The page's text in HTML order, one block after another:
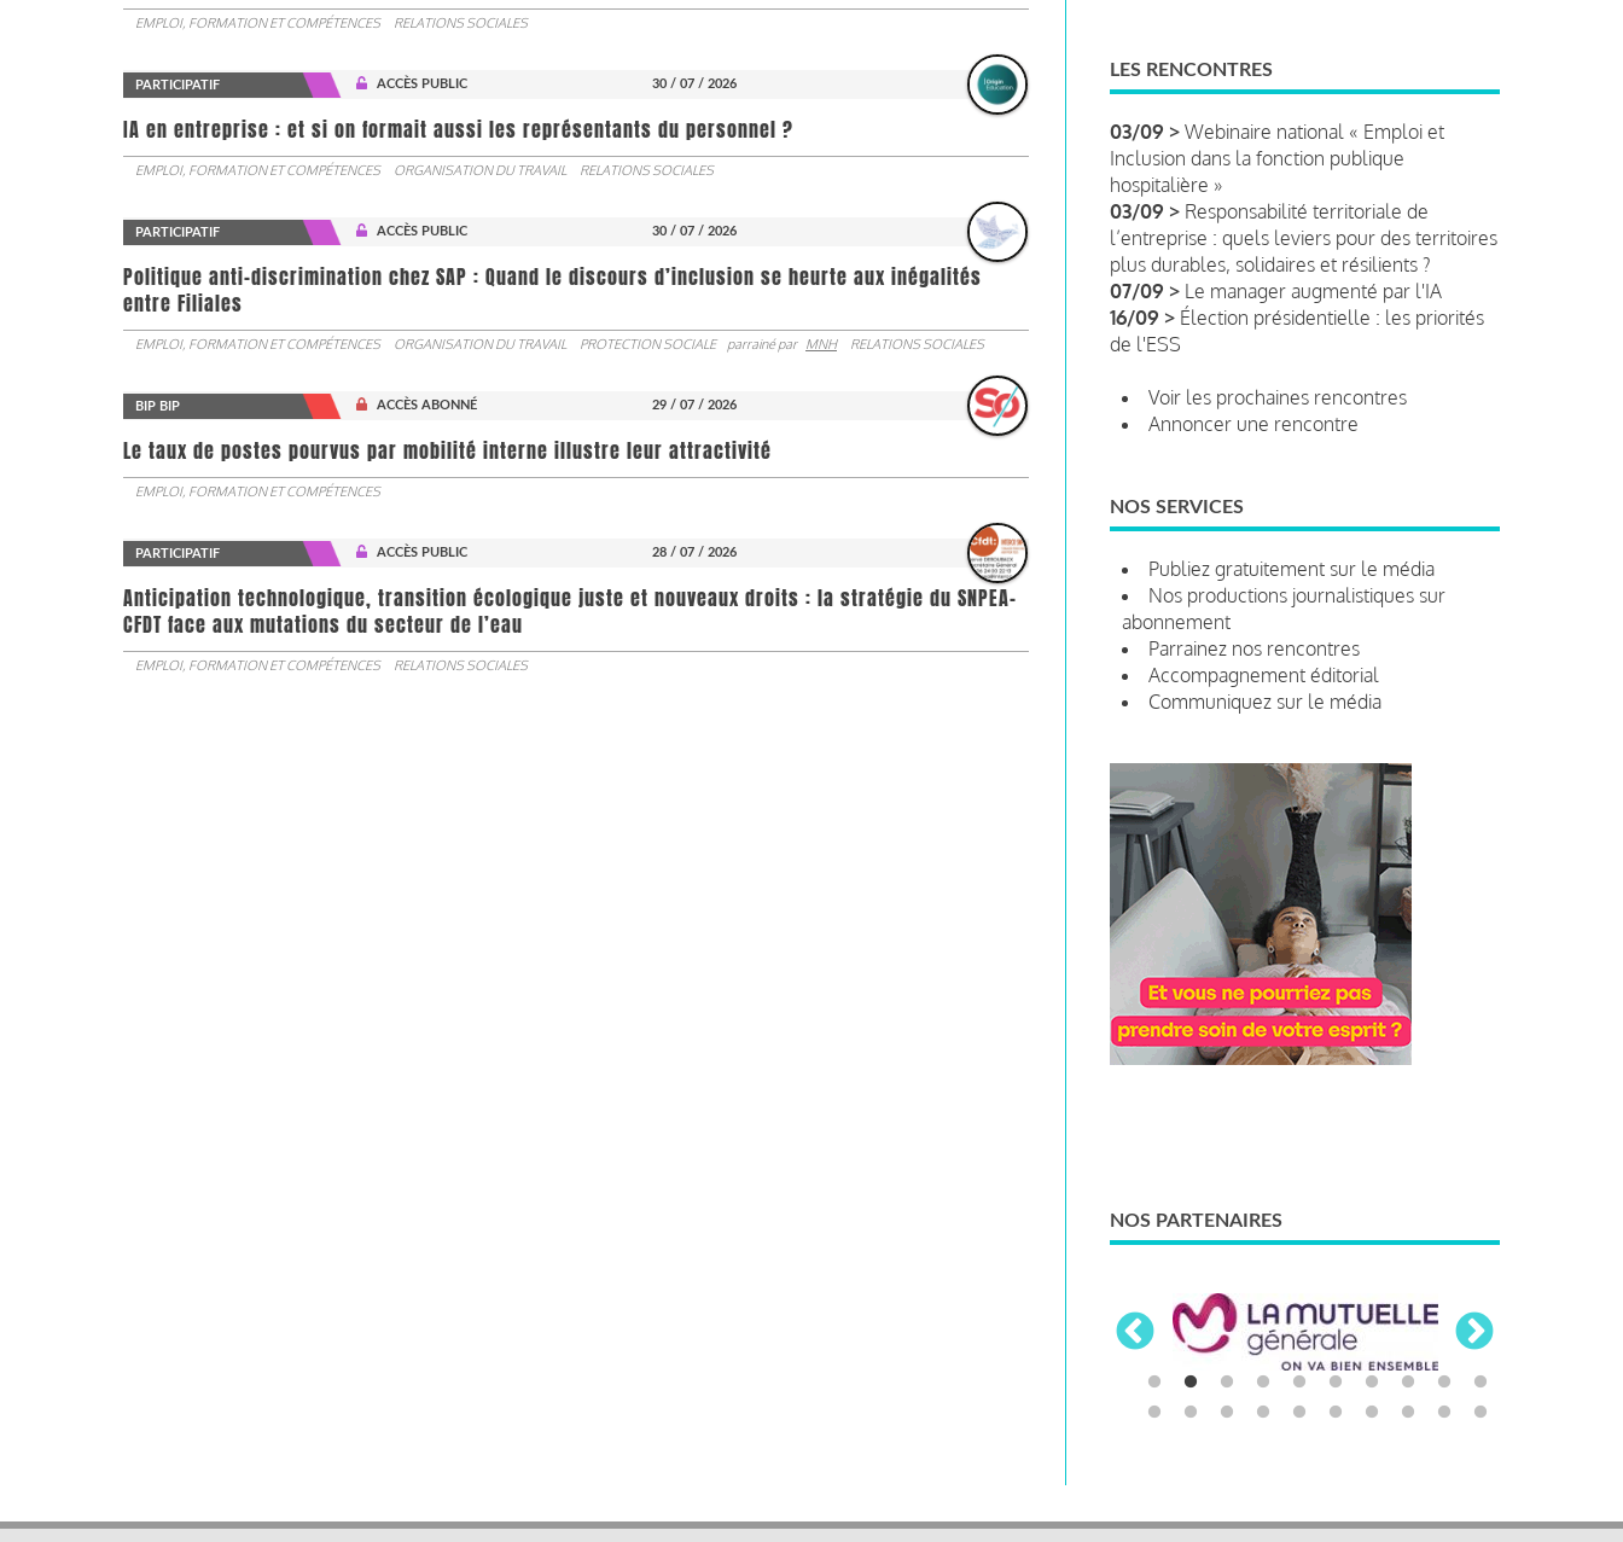
EMPLOI, FORMATION ET COMPÉTENCES RELATIONS SOCIALES
PARTICIPATIF ACCÈS PUBLIC 30 / 07 / 2026
IA en entreprise : et si on formait aussi les représentants du personnel ?
EMPLOI, FORMATION ET COMPÉTENCES ORGANISATION DU TRAVAIL RELATIONS SOCIALES
PARTICIPATIF ACCÈS PUBLIC 30 / 07 / 2026
Politique anti-discrimination chez SAP : Quand le discours d’inclusion se heurte aux inégalités
entre Filiales
EMPLOI, FORMATION ET COMPÉTENCES ORGANISATION DU TRAVAIL PROTECTION SOCIALE parrainé par MNH RELATIONS SOCIALES
BIP BIP ACCÈS ABONNÉ 29 / 07 / 2026
Le taux de postes pourvus par mobilité interne illustre leur attractivité
EMPLOI, FORMATION ET COMPÉTENCES
PARTICIPATIF ACCÈS PUBLIC 28 / 07 / 2026
Anticipation technologique, transition écologique juste et nouveaux droits : la stratégie du SNPEA-
CFDT face aux mutations du secteur de l’eau
EMPLOI, FORMATION ET COMPÉTENCES RELATIONS SOCIALES
LES RENCONTRES
03/09 > Webinaire national « Emploi et
Inclusion dans la fonction publique
hospitalière »
03/09 > Responsabilité territoriale de
l’entreprise : quels leviers pour des territoires
plus durables, solidaires et résilients ?
07/09 > Le manager augmenté par l'IA
16/09 > Élection présidentielle : les priorités
de l'ESS
Voir les prochaines rencontres
Annoncer une rencontre
NOS SERVICES
Publiez gratuitement sur le média
Nos productions journalistiques sur
abonnement
Parrainez nos rencontres
Accompagnement éditorial
Communiquez sur le média
NOS PARTENAIRES